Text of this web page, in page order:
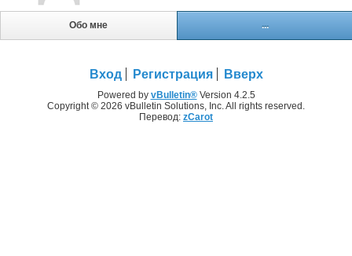
Обо мне ...
Вход Регистрация Вверх
Powered by vBulletin®Version 4.2.5
Copyright © 2026 vBulletin Solutions, Inc. All rights reserved.
Перевод: zCarot